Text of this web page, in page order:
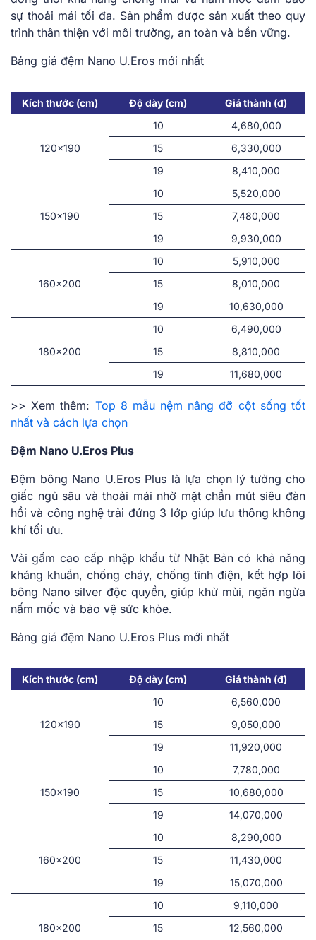
sự thoải mái tối đa. Sản phẩm được sản xuất theo quy
trình thân thiện với môi trường, an toàn và bền vững.
Bảng giá đệm Nano U.Eros mới nhất
Kích thước (cm) Độ dày (cm) Giá thành (đ)
120×190
10
4,680,000
15
6,330,000
19
8,410,000
150×190
10
5,520,000
15
7,480,000
19
9,930,000
160×200
10
5,910,000
15
8,010,000
19
10,630,000
180×200
10
6,490,000
15
8,810,000
19
11,680,000
>> Xem thêm: Top 8 mẫu nệm nâng đỡ cột sống tốt
nhất và cách lựa chọn
Đệm Nano U.Eros Plus
Đệm bông Nano U.Eros Plus là lựa chọn lý tưởng cho
giấc ngủ sâu và thoải mái nhờ mặt chần mút siêu đàn
hồi và công nghệ trải đứng 3 lớp giúp lưu thông không
khí tối ưu.
Vải gấm cao cấp nhập khẩu từ Nhật Bản có khả năng
kháng khuẩn, chống cháy, chống tĩnh điện, kết hợp lõi
bông Nano silver độc quyền, giúp khử mùi, ngăn ngừa
nấm mốc và bảo vệ sức khỏe.
Bảng giá đệm Nano U.Eros Plus mới nhất
Kích thước (cm) Độ dày (cm) Giá thành (đ)
120×190
10
6,560,000
15
9,050,000
19
11,920,000
150×190
10
7,780,000
15
10,680,000
19
14,070,000
160×200
10
8,290,000
15
11,430,000
19
15,070,000
180×200
10
9,110,000
15
12,560,000